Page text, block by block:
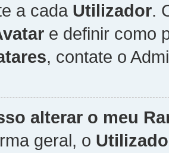
a cada Utilizador.
e definir como
, contate o
alterar o meu
geral, o